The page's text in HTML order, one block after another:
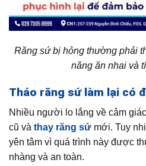
Răng sứ bị hỏng thường phải
năng ăn nhai và
Tháo răng sứ làm lại có
Nhiều người lo lắng về cảm
cũ và thay răng sứ mới. Tuy
yên tâm vì quá trình này được
nhàng và an toàn.